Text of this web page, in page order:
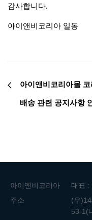
감사합니다.
아이앤비코리아 일동
아이앤비코리아몰
배송 관련 공지사항
아이앤비코리아
대표 :
주소
(우
53-1(